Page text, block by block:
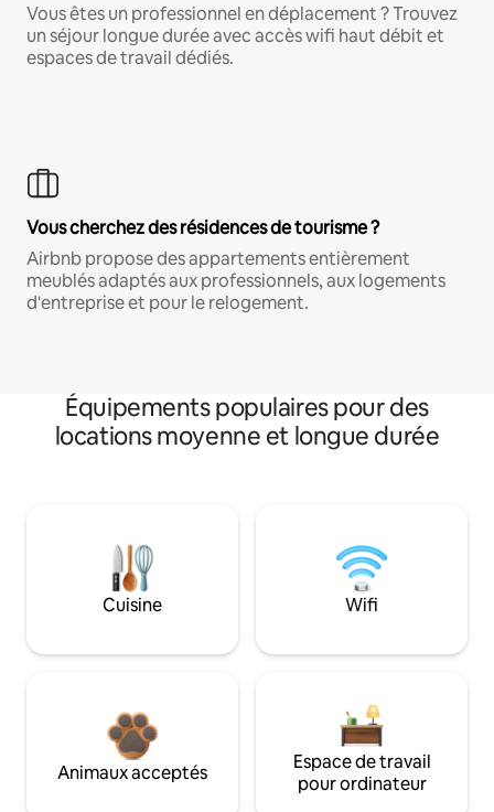
Vous êtes un professionnel en déplacement ? Trouvez
un séjour longue durée avec accès wifi haut débit et
espaces de travail dédiés.
Vous cherchez des résidences de tourisme ?
Airbnb propose des appartements entièrement
meublés adaptés aux professionnels, aux logements
d'entreprise et pour le relogement.
Équipements populaires pour des
locations moyenne et longue durée
Cuisine Wifi
Animaux acceptés
Espace de travail
pour ordinateur